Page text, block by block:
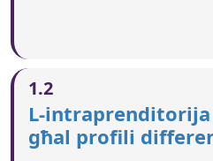
1.2
L-
għal profili